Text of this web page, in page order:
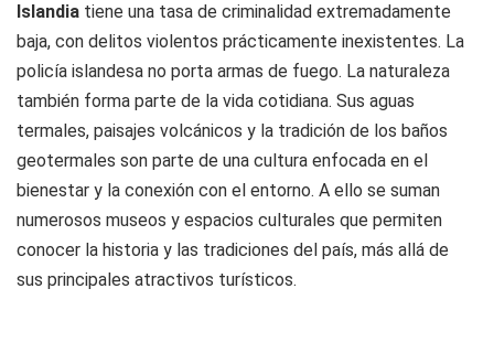
Islandia tiene una tasa de criminalidad extremadamente
baja, con delitos violentos prácticamente inexistentes. La
policía islandesa no porta armas de fuego. La naturaleza
también forma parte de la vida cotidiana. Sus aguas
termales, paisajes volcánicos y la tradición de los baños
geotermales son parte de una cultura enfocada en el
bienestar y la conexión con el entorno. A ello se suman
numerosos museos y espacios culturales que permiten
conocer la historia y las tradiciones del país, más allá de
sus principales atractivos turísticos.